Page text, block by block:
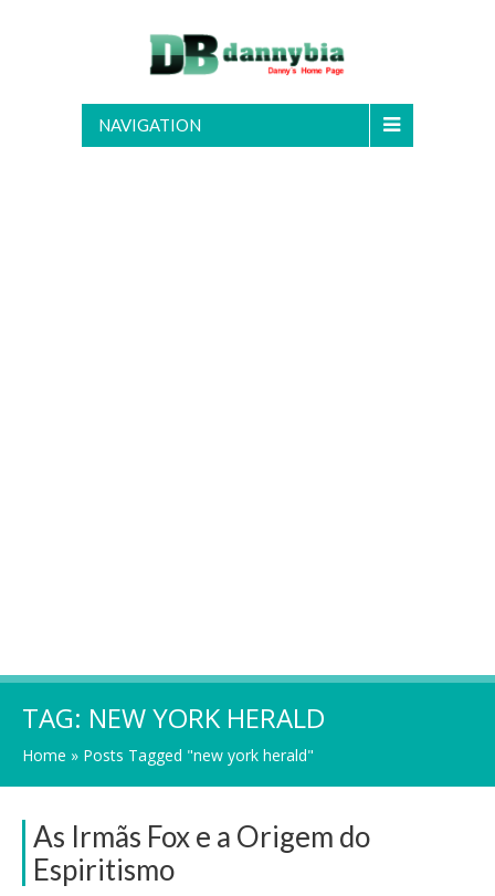
NAVIGATION
TAG: NEW YORK HERALD
Home » Posts Tagged "new york herald"
As Irmãs Fox e a Origem do
Espiritismo